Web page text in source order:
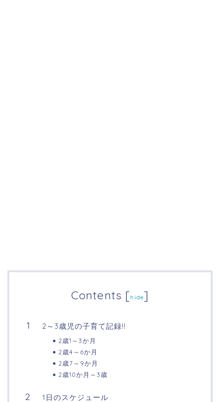
Contents [hide]
2～3歳児の子育て記録!!
2歳1～3か月
2歳4～6か月
2歳7～9か月
2歳10か月～3歳
1日のスケジュール